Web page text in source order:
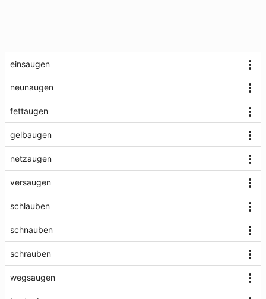
einsaugen
neunaugen
fettaugen
gelbaugen
netzaugen
versaugen
schlauben
schnauben
schrauben
wegsaugen